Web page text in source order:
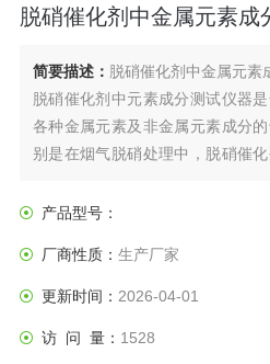
脱硝催化剂中金属元素成
简要描述： 脱硝催化剂中金属元素
脱硝催化剂中元素成分测试仪器
各种金属元素及非金属元素成分
别是在烟气脱硝处理中，脱硝催
试脱硝催化剂中的元素成分对于
产品型号：
厂商性质： 生产厂家
更新时间： 2026-04-01
访 问 量： 1528